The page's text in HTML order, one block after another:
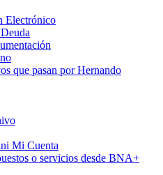
Electrónico
que pasan por Hernando
Mi Cuenta
o servicios desde BNA+